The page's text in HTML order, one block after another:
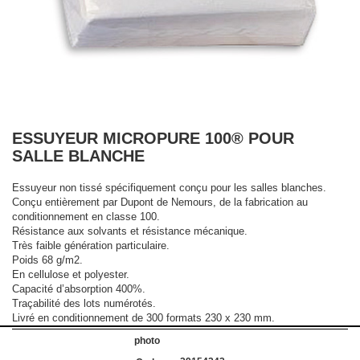
ESSUYEUR MICROPURE 100® POUR
SALLE BLANCHE
Essuyeur non tissé spécifiquement conçu pour les salles blanches.
Conçu entièrement par Dupont de Nemours, de la fabrication au
conditionnement en classe 100.
Résistance aux solvants et résistance mécanique.
Très faible génération particulaire.
Poids 68 g/m2.
En cellulose et polyester.
Capacité d’absorption 400%.
Traçabilité des lots numérotés.
Livré en conditionnement de 300 formats 230 x 230 mm.